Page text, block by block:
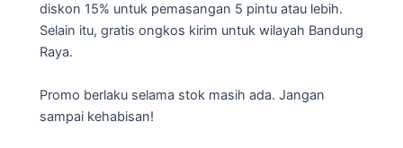
diskon 15% untuk pemasangan 5 pintu atau lebih.
Selain itu, gratis ongkos kirim untuk wilayah Bandung
Raya.
Promo berlaku selama stok masih ada. Jangan
sampai kehabisan!